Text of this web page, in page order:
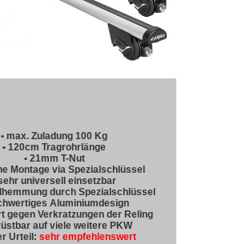
• max. Zuladung 100 Kg
• 120cm Tragrohrlänge
• 21mm T-Nut
Montage via Spezialschlüssel
universell einsetzbar
durch Spezialschlüssel
Aluminiumdesign
gegen Verkratzungen der Reling
auf viele weitere PKW
Urteil: sehr empfehlenswert